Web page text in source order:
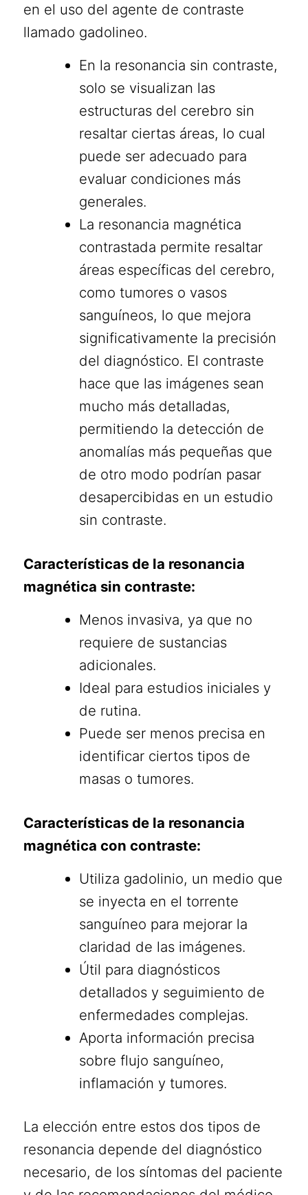
en el uso del agente de contraste
llamado gadolineo.
En la resonancia sin contraste,
solo se visualizan las
estructuras del cerebro sin
resaltar ciertas áreas, lo cual
puede ser adecuado para
evaluar condiciones más
generales.
La resonancia magnética
contrastada permite resaltar
áreas específicas del cerebro,
como tumores o vasos
sanguíneos, lo que mejora
significativamente la precisión
del diagnóstico. El contraste
hace que las imágenes sean
mucho más detalladas,
permitiendo la detección de
anomalías más pequeñas que
de otro modo podrían pasar
desapercibidas en un estudio
sin contraste.
Características de la resonancia
magnética sin contraste:
Menos invasiva, ya que no
requiere de sustancias
adicionales.
Ideal para estudios iniciales y
de rutina.
Puede ser menos precisa en
identificar ciertos tipos de
masas o tumores.
Características de la resonancia
magnética con contraste:
Utiliza gadolinio, un medio que
se inyecta en el torrente
sanguíneo para mejorar la
claridad de las imágenes.
Útil para diagnósticos
detallados y seguimiento de
enfermedades complejas.
Aporta información precisa
sobre flujo sanguíneo,
inflamación y tumores.
La elección entre estos dos tipos de
resonancia depende del diagnóstico
necesario, de los síntomas del paciente